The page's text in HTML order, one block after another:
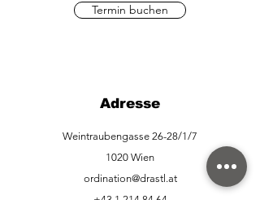
Termin buchen
Adresse
Weintraubengasse 26-28/1/7
1020 Wien
ordination@drastl.at
+43 1 214 84 64